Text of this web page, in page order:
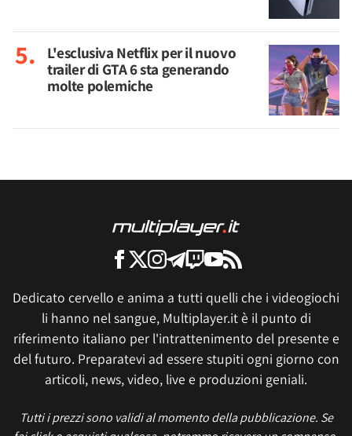
L'esclusiva Netflix per il nuovo
trailer di GTA 6 sta generando
molte polemiche
Dedicato cervello e anima a tutti quelli che i videogiochi
li hanno nel sangue, Multiplayer.it è il punto di
riferimento italiano per l'intrattenimento del presente e
del futuro. Preparatevi ad essere stupiti ogni giorno con
articoli, news, video, live e produzioni geniali.
Tutti i prezzi sono validi al momento della pubblicazione. Se